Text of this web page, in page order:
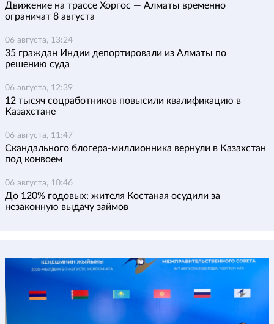
Движение на трассе Хоргос — Алматы временно
ограничат 8 августа
06 августа, 13:24
35 граждан Индии депортировали из Алматы по
решению суда
06 августа, 12:39
12 тысяч соцработников повысили квалификацию в
Казахстане
06 августа, 11:47
Скандального блогера-миллионника вернули в Казахстан
под конвоем
06 августа, 10:46
До 120% годовых: жителя Костаная осудили за
незаконную выдачу займов